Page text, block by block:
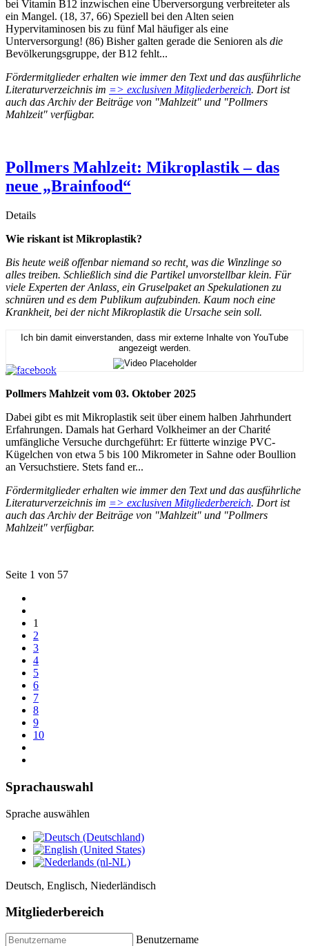
bei Vitamin B12 inzwischen eine Überversorgung verbreiteter als
ein Mangel. (18, 37, 66) Speziell bei den Alten seien
Hypervitaminosen bis zu fünf Mal häufiger als eine
Unterversorgung! (86) Bisher galten gerade die Senioren als die
Bevölkerungsgruppe, der B12 fehlt...
Fördermitglieder erhalten wie immer den Text und das ausführliche
Literaturverzeichnis im => exclusiven Mitgliederbereich. Dort ist
auch das Archiv der Beiträge von "Mahlzeit" und "Pollmers
Mahlzeit" verfügbar.
Pollmers Mahlzeit: Mikroplastik – das
neue „Brainfood“
Details
Wie riskant ist Mikroplastik?
Bis heute weiß offenbar niemand so recht, was die Winzlinge so
alles treiben. Schließlich sind die Partikel unvorstellbar klein. Für
viele Experten der Anlass, ein Gruselpaket an Spekulationen zu
schnüren und es dem Publikum aufzubinden. Kaum noch eine
Krankheit, bei der nicht Mikroplastik die Ursache sein soll.
Ich bin damit einverstanden, dass mir externe Inhalte von YouTube
angezeigt werden.
Pollmers Mahlzeit vom 03. Oktober 2025
Dabei gibt es mit Mikroplastik seit über einem halben Jahrhundert
Erfahrungen. Damals hat Gerhard Volkheimer an der Charité
umfängliche Versuche durchgeführt: Er fütterte winzige PVC-
Kügelchen von etwa 5 bis 100 Mikrometer in Sahne oder Boullion
an Versuchstiere. Stets fand er...
Fördermitglieder erhalten wie immer den Text und das ausführliche
Literaturverzeichnis im => exclusiven Mitgliederbereich. Dort ist
auch das Archiv der Beiträge von "Mahlzeit" und "Pollmers
Mahlzeit" verfügbar.
Seite 1 von 57
1
2
3
4
5
6
7
8
9
10
Sprachauswahl
Sprache auswählen
Deutsch, Englisch, Niederländisch
Mitgliederbereich
Benutzername